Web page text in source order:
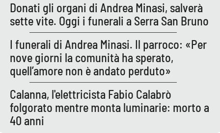
Lacapitalenews.it
Ilreggino.it
Cosenzachannel.it
Ilvibonese.it
Catanzarochannel.it
Donati gli organi di Andrea Minasi, salverà
sette vite. Oggi i funerali a Serra San Bruno
I funerali di Andrea Minasi. Il parroco: «Per
nove giorni la comunità ha sperato,
quell’amore non è andato perduto»
Calanna, l'elettricista Fabio Calabrò
folgorato mentre monta luminarie: morto a
40 anni